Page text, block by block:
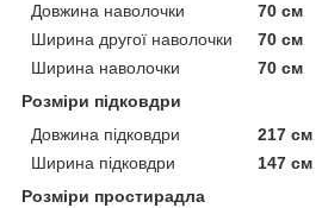
Довжина наволочки
70 см
Ширина другої наволочки
70 см
Ширина наволочки
70 см
Розміри підковдри
Довжина підковдри
217 см
Ширина підковдри
147 см
Розміри простирадла